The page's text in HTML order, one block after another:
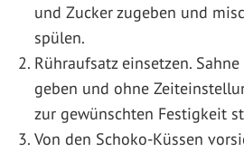
und Zucker zugeben und
spülen.
Rühraufsatz einsetzen.
geben und ohne
zur gewünschten Festigkeit
Von den Schoko-Küssen